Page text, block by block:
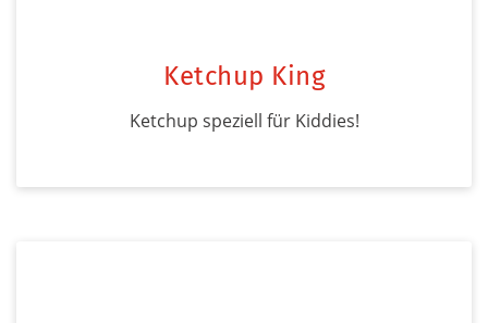
Ketchup King
Ketchup speziell für Kiddies!